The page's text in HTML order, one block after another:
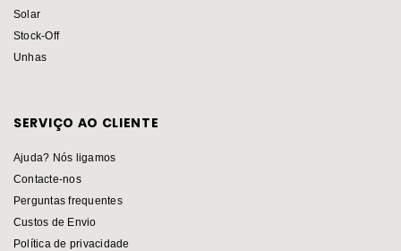
Solar
Stock-Off
Unhas
SERVIÇO AO CLIENTE
Ajuda? Nós ligamos
Contacte-nos
Perguntas frequentes
Custos de Envio
Política de privacidade